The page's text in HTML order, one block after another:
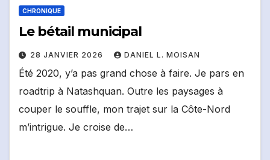
CHRONIQUE
Le bétail municipal
28 JANVIER 2026 DANIEL L. MOISAN
Été 2020, y’a pas grand chose à faire. Je pars en
roadtrip à Natashquan. Outre les paysages à
couper le souffle, mon trajet sur la Côte-Nord
m’intrigue. Je croise de…